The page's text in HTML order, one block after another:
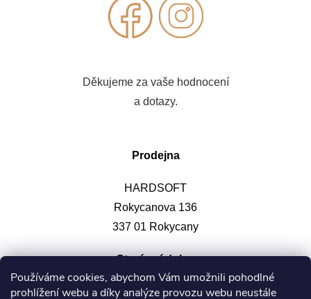
Používáme cookies, abychom Vám umožnili pohodlné
prohlížení webu a díky analýze provozu webu neustále
Děkujeme za vaše hodnocení
a dotazy.
Prodejna
HARDSOFT
Rokycanova 136
337 01 Rokycany
Otevírací doba: